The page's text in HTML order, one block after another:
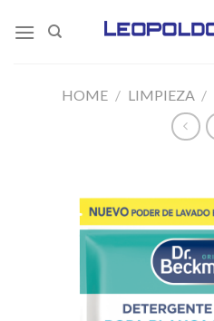
HOME / LIMPIEZA /